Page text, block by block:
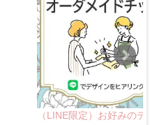
（LINE限定）お好みのデ